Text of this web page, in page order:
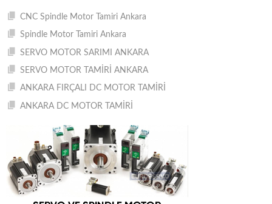
CNC Spindle Motor Tamiri Ankara
Spindle Motor Tamiri Ankara
SERVO MOTOR SARIMI ANKARA
SERVO MOTOR TAMİRİ ANKARA
ANKARA FIRÇALI DC MOTOR TAMİRİ
ANKARA DC MOTOR TAMİRİ